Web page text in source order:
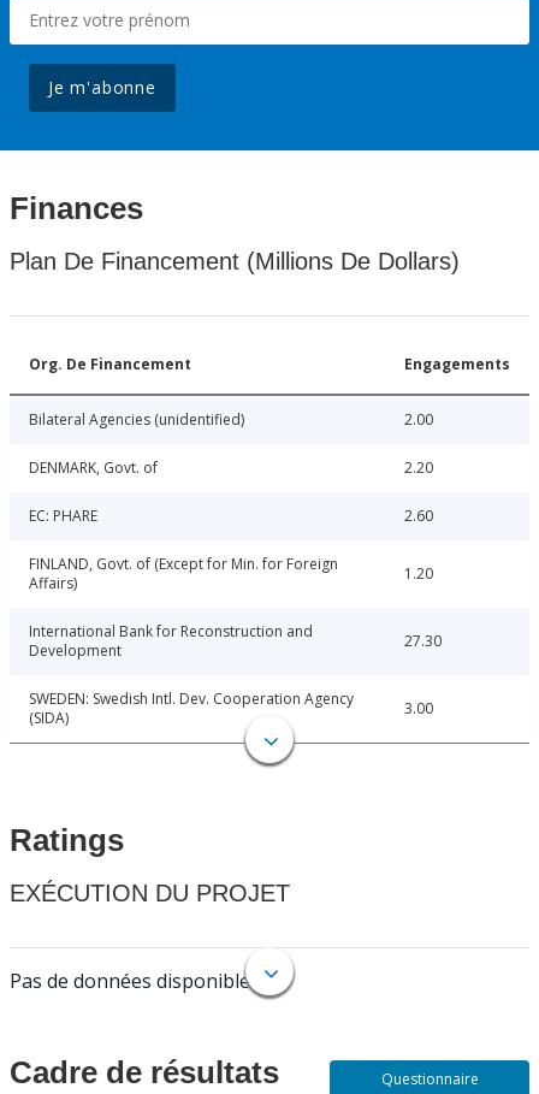
Je m'abonne
Finances
Plan De Financement (Millions De Dollars)
Org. De Financement Engagements
Bilateral Agencies (unidentified) 2.00
DENMARK, Govt. of 2.20
EC: PHARE 2.60
FINLAND, Govt. of (Except for Min. for Foreign
Affairs)
1.20
International Bank for Reconstruction and
Development
27.30
SWEDEN: Swedish Intl. Dev. Cooperation Agency
(SIDA)
3.00
Ratings
EXÉCUTION DU PROJET
Pas de données disponibles.
Cadre de résultats Questionnaire